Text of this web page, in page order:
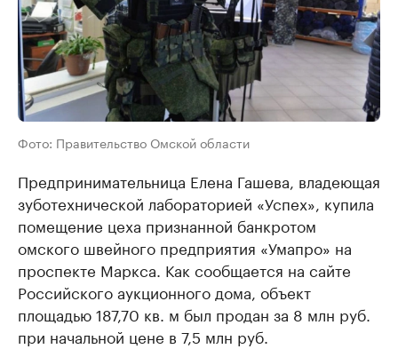
Фото: Правительство Омской области
Предпринимательница Елена Гашева, владеющая
зуботехнической лабораторией «Успех», купила
помещение цеха признанной банкротом
омского швейного предприятия «Умапро» на
проспекте Маркса. Как сообщается на сайте
Российского аукционного дома, объект
площадью 187,70 кв. м был продан за 8 млн руб.
при начальной цене в 7,5 млн руб.